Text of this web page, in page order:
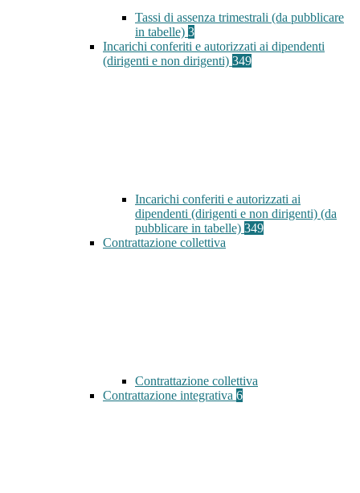
Tassi di assenza trimestrali (da pubblicare
in tabelle) 3
Incarichi conferiti e autorizzati ai dipendenti
(dirigenti e non dirigenti) 349
Incarichi conferiti e autorizzati ai
dipendenti (dirigenti e non dirigenti) (da
pubblicare in tabelle) 349
Contrattazione collettiva
Contrattazione collettiva
Contrattazione integrativa 6